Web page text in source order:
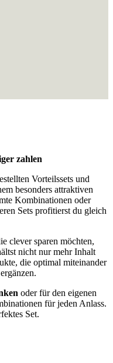
zahlen
Vorteilssets und
besonders attraktiven
Kombinationen oder
Sets profitierst du gleich
clever sparen möchten,
nicht nur mehr Inhalt
die optimal miteinander
oder für den eigenen
für jeden Anlass.
Set.